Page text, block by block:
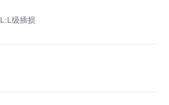
L:L级插损